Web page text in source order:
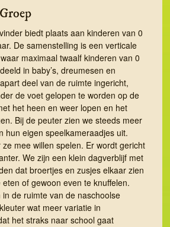
biedt plaats aan kinderen van 0
De samenstelling is een verticale
maximaal twaalf kinderen van 0
in baby’s, dreumesen en
deel van de ruimte ingericht,
de voet gelopen te worden op de
het heen en weer lopen en het
Bij de peuter zien we steeds meer
hun eigen speelkameraadjes uit.
mee willen spelen. Er wordt gericht
We zijn een klein dagverblijf met
dat broertjes en zusjes elkaar zien
of gewoon even te knuffelen.
de ruimte van de naschoolse
wat meer variatie in
het straks naar school gaat